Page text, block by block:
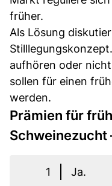
früher.
Als Lösung
aufhören oder
sollen für einen
werden.
Prämien für
Schweinezucht
1 Ja.